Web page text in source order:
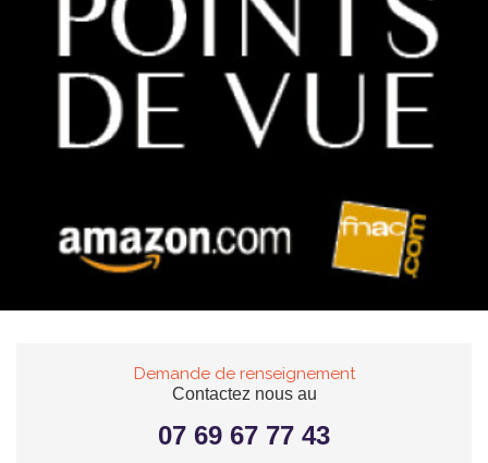
Demande de renseignement
Contactez nous au
07 69 67 77 43